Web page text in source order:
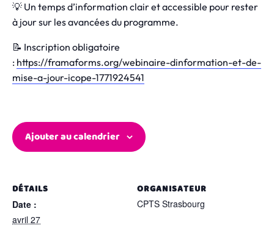
💡 Un temps d’information clair et accessible pour rester
à jour sur les avancées du programme.
📝 Inscription obligatoire
: https://framaforms.org/webinaire-dinformation-et-de-
mise-a-jour-icope-1771924541
Ajouter au calendrier
DÉTAILS
Date :
avril 27
ORGANISATEUR
CPTS Strasbourg